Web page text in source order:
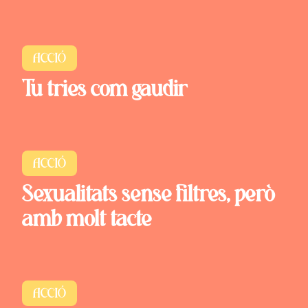
ACCIÓ
Tu tries com gaudir
ACCIÓ
Sexualitats sense filtres, però
amb molt tacte
ACCIÓ